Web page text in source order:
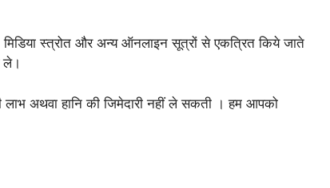
मिडिया स्त्रोत और अन्य ऑनलाइन सूत्रों से एकत्रित किये जाते
ले।
लाभ अथवा हानि की जिमेदारी नहीं ले सकती । हम आपको